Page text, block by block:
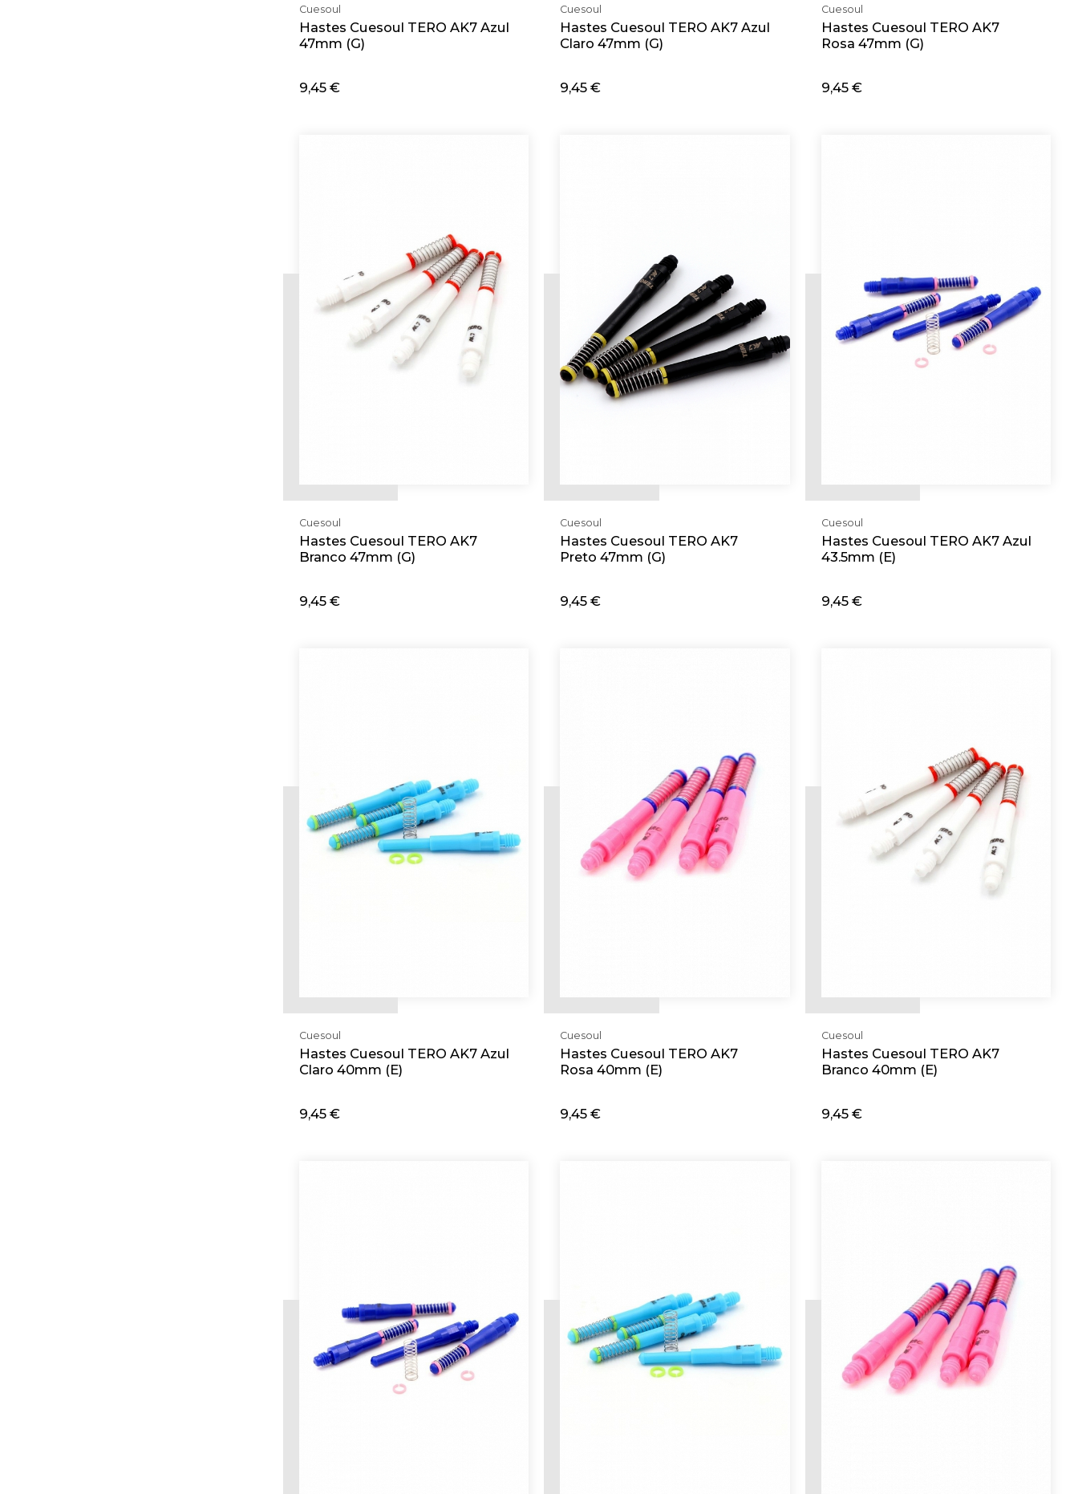
Cuesoul
Hastes Cuesoul TERO AK7 Azul
47mm (G)
9,45 €
Cuesoul
Hastes Cuesoul TERO AK7 Azul
Claro 47mm (G)
9,45 €
Cuesoul
Hastes Cuesoul TERO AK7
Rosa 47mm (G)
9,45 €
Cuesoul
Hastes Cuesoul TERO AK7
Branco 47mm (G)
9,45 €
Cuesoul
Hastes Cuesoul TERO AK7
Preto 47mm (G)
9,45 €
Cuesoul
Hastes Cuesoul TERO AK7 Azul
43.5mm (E)
9,45 €
Cuesoul
Hastes Cuesoul TERO AK7 Azul
Claro 40mm (E)
9,45 €
Cuesoul
Hastes Cuesoul TERO AK7
Rosa 40mm (E)
9,45 €
Cuesoul
Hastes Cuesoul TERO AK7
Branco 40mm (E)
9,45 €